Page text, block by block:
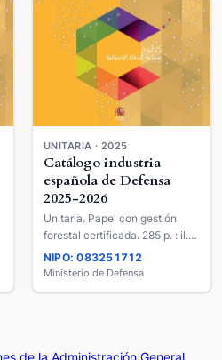
UNITARIA · 2025
Catálogo industria
española de Defensa
2025-2026
Unitaria. Papel con gestión
forestal certificada. 285 p. : il.
col.. · 20 x 25 cm.
NIPO: 083251712
Ministerio de Defensa